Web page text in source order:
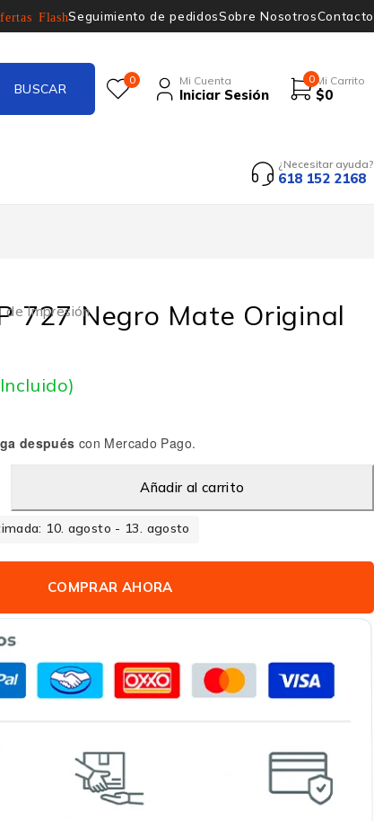
FlashSeguimiento de pedidosSobre NosotrosContacto
0 Mi Cuenta
Iniciar Sesión
0 Mi Carrito
$0
¿Necesitar ayuda?
618 152 2168
de Impresión
727 Negro Mate Original
después con Mercado Pago.
Añadir al carrito
10. agosto - 13. agosto
COMPRAR AHORA